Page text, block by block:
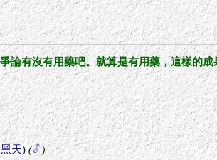
論有沒有用藥吧。就算是有用藥，這樣的
天) ( )